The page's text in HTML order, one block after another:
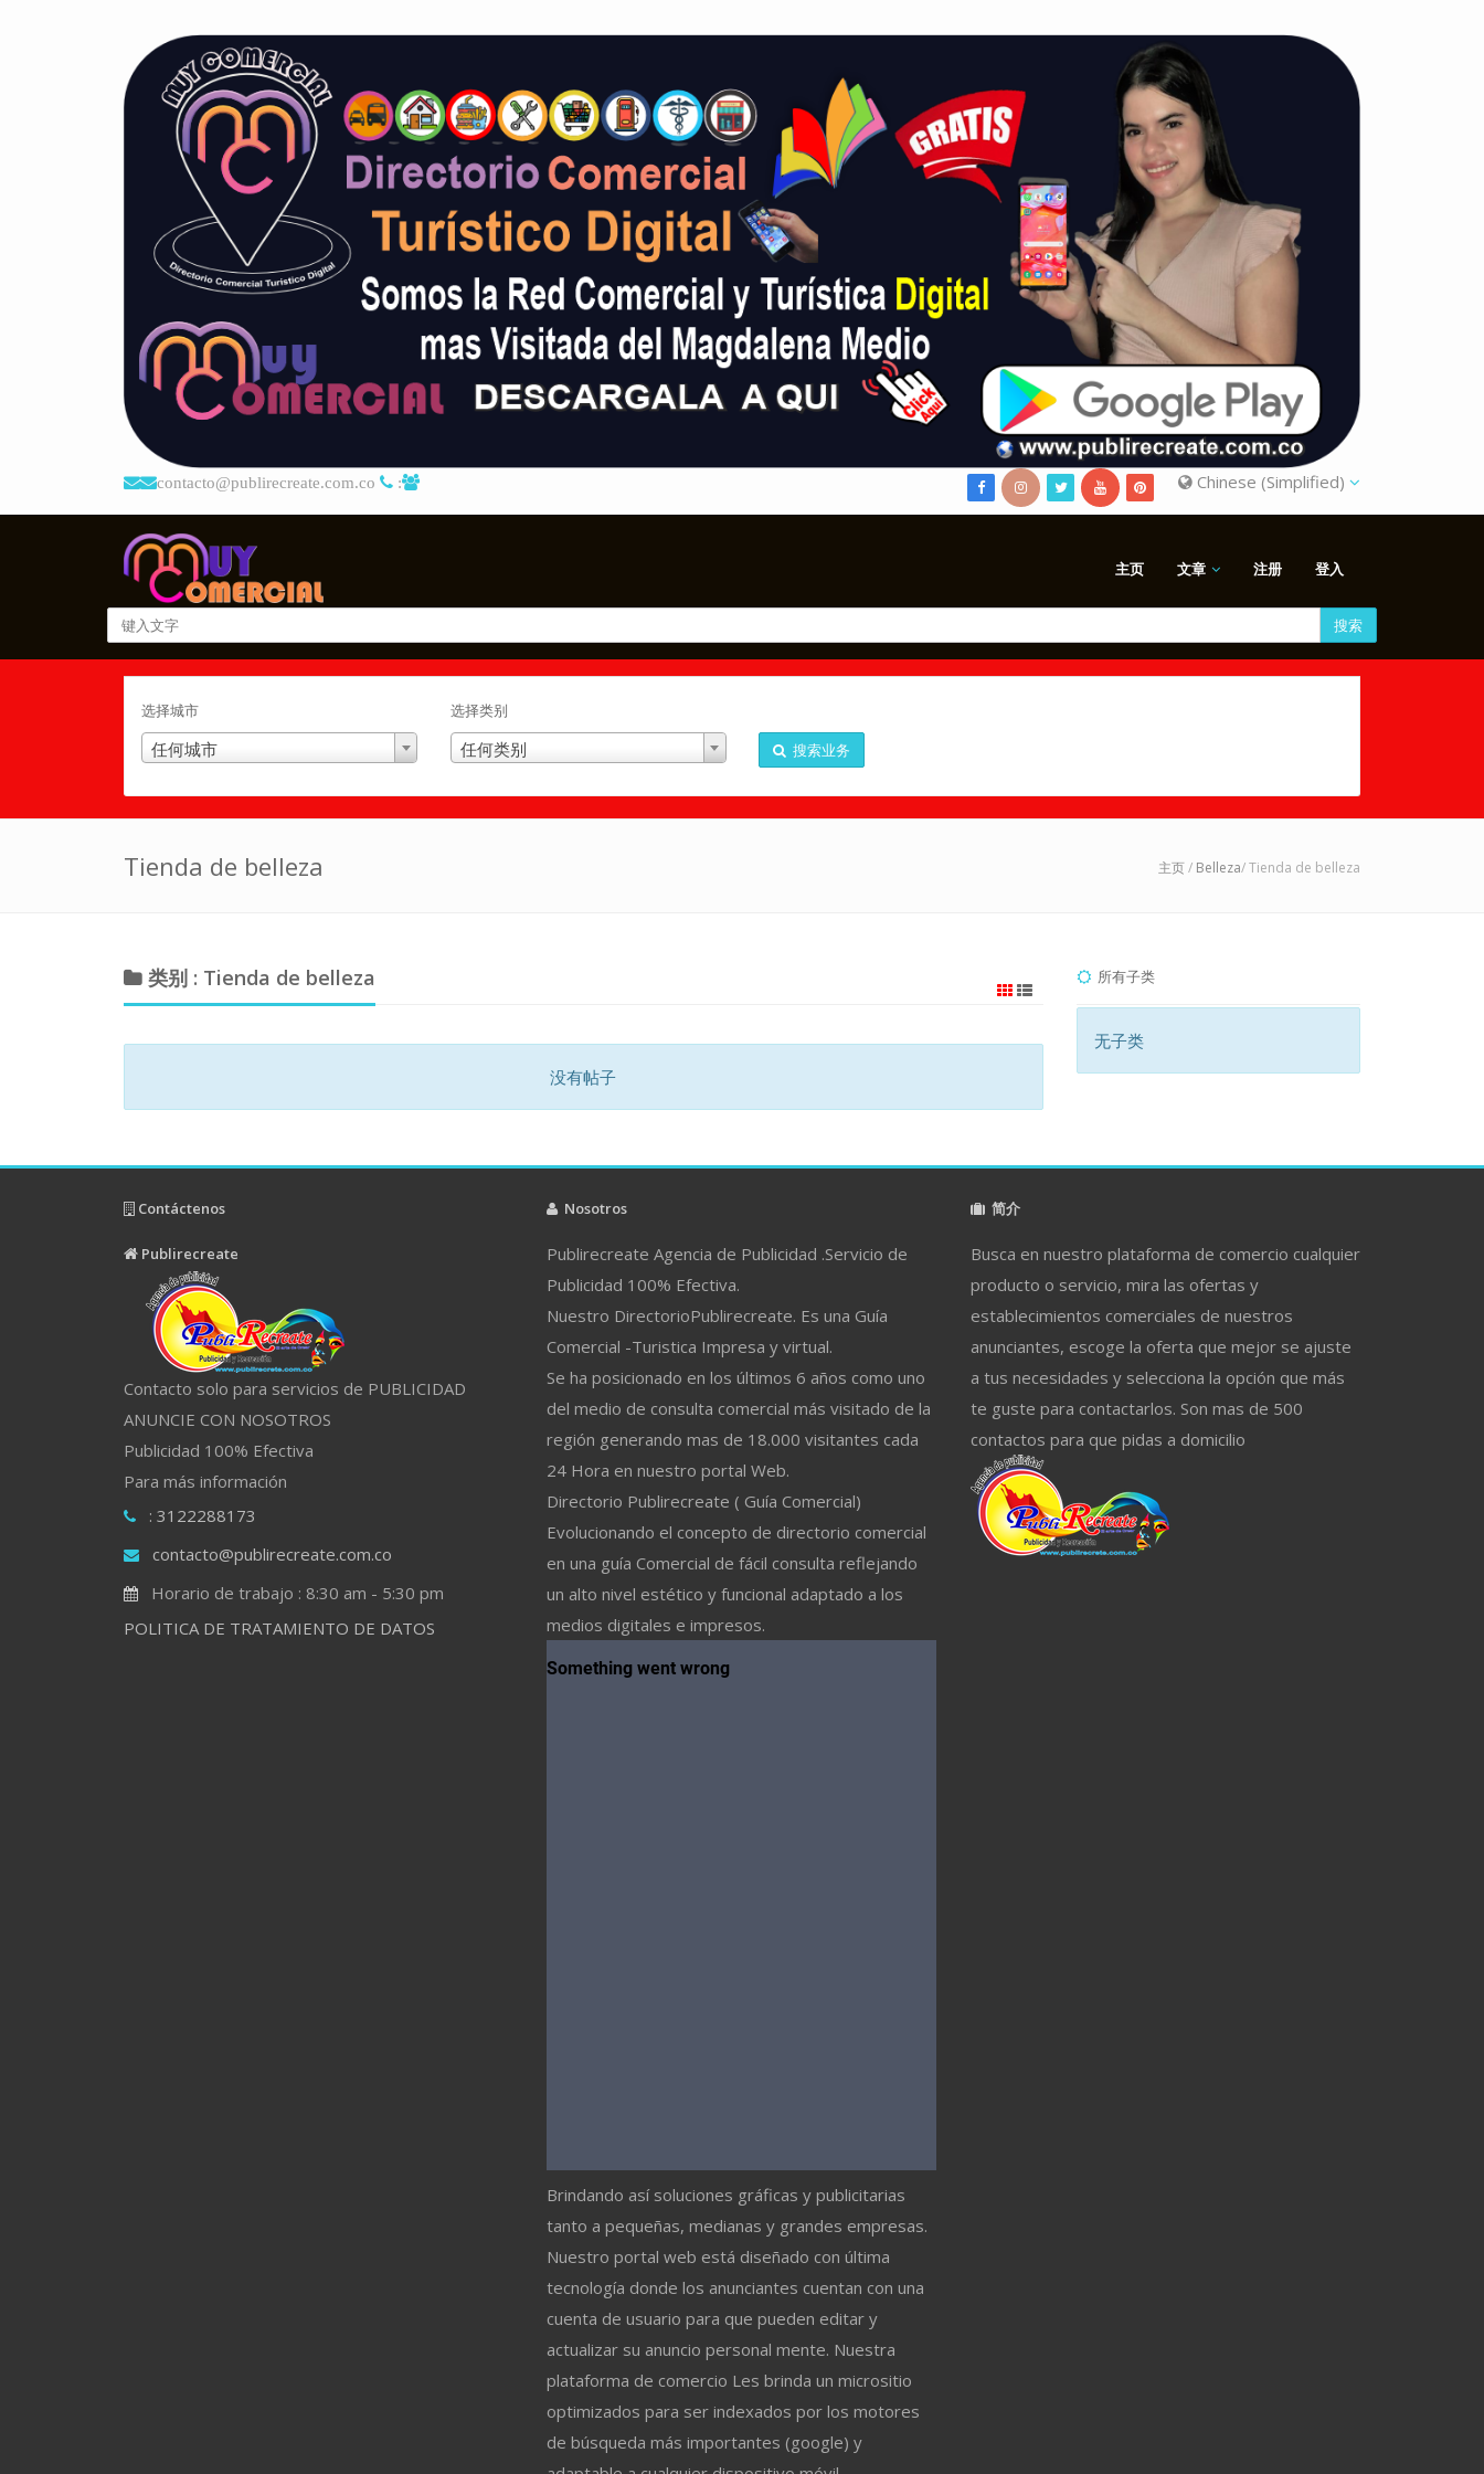
contacto@publirecreate.com.co : Chinese (Simplified)
主页 文章 注册 登入
搜索
选择城市
任何城市
选择类别
任何类别 搜索业务
Tienda de belleza 主页/ Belleza/ Tienda de belleza
类别 : Tienda de belleza
没有帖子
所有子类
无子类
Contáctenos
Publirecreate
Contacto solo para servicios de PUBLICIDAD
ANUNCIE CON NOSOTROS
Publicidad 100% Efectiva
Para más información
: 3122288173
contacto@publirecreate.com.co
Horario de trabajo : 8:30 am - 5:30 pm
POLITICA DE TRATAMIENTO DE DATOS
Nosotros
Publirecreate Agencia de Publicidad .Servicio de
Publicidad 100% Efectiva.
Nuestro DirectorioPublirecreate. Es una Guía
Comercial -Turistica Impresa y virtual.
Se ha posicionado en los últimos 6 años como uno
del medio de consulta comercial más visitado de la
región generando mas de 18.000 visitantes cada
24 Hora en nuestro portal Web.
Directorio Publirecreate ( Guía Comercial)
Evolucionando el concepto de directorio comercial
en una guía Comercial de fácil consulta reflejando
un alto nivel estético y funcional adaptado a los
medios digitales e impresos.
Brindando así soluciones gráficas y publicitarias
tanto a pequeñas, medianas y grandes empresas.
Nuestro portal web está diseñado con última
tecnología donde los anunciantes cuentan con una
cuenta de usuario para que pueden editar y
actualizar su anuncio personal mente. Nuestra
plataforma de comercio Les brinda un micrositio
optimizados para ser indexados por los motores
de búsqueda más importantes (google) y
简介
Busca en nuestro plataforma de comercio cualquier
producto o servicio, mira las ofertas y
establecimientos comerciales de nuestros
anunciantes, escoge la oferta que mejor se ajuste
a tus necesidades y selecciona la opción que más
te guste para contactarlos. Son mas de 500
contactos para que pidas a domicilio